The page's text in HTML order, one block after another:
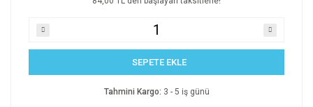
SEPETE EKLE
Tahmini Kargo: 3 - 5 iş günü